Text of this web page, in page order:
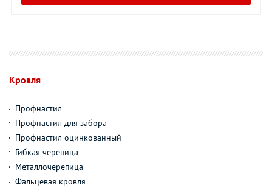
Кровля
Профнастил
Профнастил для забора
Профнастил оцинкованный
Гибкая черепица
Металлочерепица
Фальцевая кровля